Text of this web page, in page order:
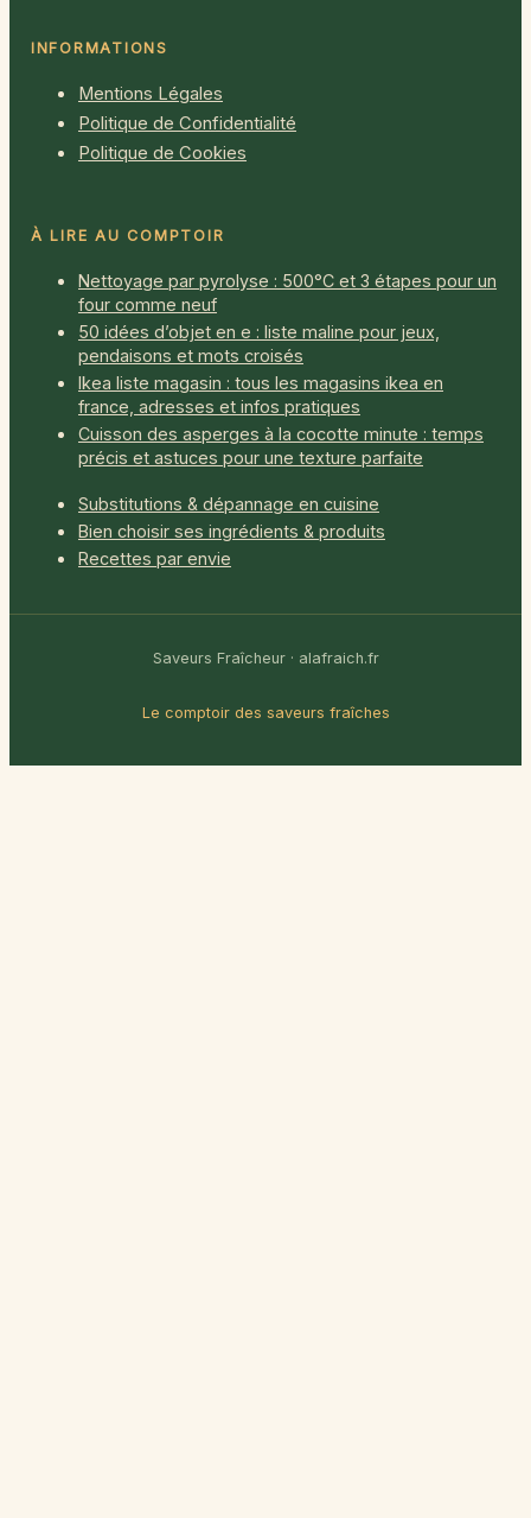
INFORMATIONS
Mentions Légales
Politique de Confidentialité
Politique de Cookies
À LIRE AU COMPTOIR
Nettoyage par pyrolyse : 500°C et 3 étapes pour un
four comme neuf
50 idées d’objet en e : liste maline pour jeux,
pendaisons et mots croisés
Ikea liste magasin : tous les magasins ikea en
france, adresses et infos pratiques
Cuisson des asperges à la cocotte minute : temps
précis et astuces pour une texture parfaite
Substitutions & dépannage en cuisine
Bien choisir ses ingrédients & produits
Recettes par envie
Saveurs Fraîcheur · alafraich.fr
Le comptoir des saveurs fraîches